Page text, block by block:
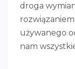
droga
używanego
nam